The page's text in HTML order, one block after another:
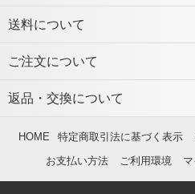
送料について
ご注文について
返品・交換について
HOME 特定商取引法に基づく表示
お支払い方法
ご利用環境